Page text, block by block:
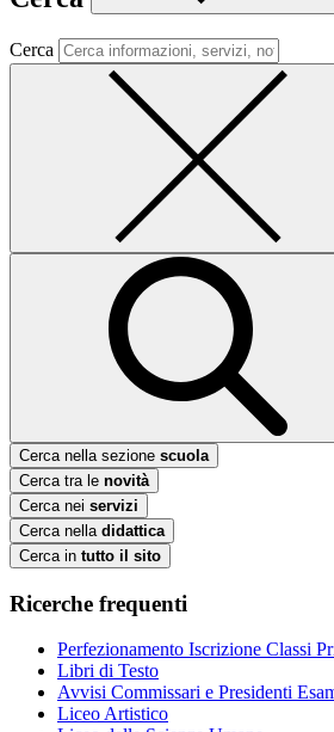
Cerca
Cerca nella sezione scuola
Cerca tra le novità
Cerca nei servizi
Cerca nella didattica
Cerca in tutto il sito
Ricerche frequenti
Perfezionamento Iscrizione Classi
Libri di Testo
Avvisi Commissari e Presidenti
Liceo Artistico